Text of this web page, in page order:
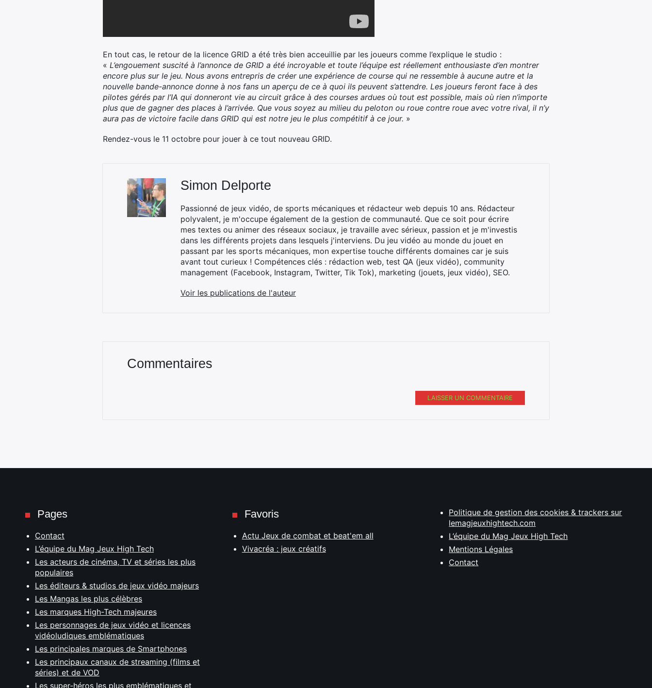
En tout cas, le retour de la licence GRID a été très bien acceuillie par les joueurs comme l’explique le studio :
« L’engouement suscité à l’annonce de GRID a été incroyable et toute l’équipe est réellement enthousiaste d’en montrer
encore plus sur le jeu. Nous avons entrepris de créer une expérience de course qui ne ressemble à aucune autre et la
nouvelle bande-annonce donne à nos fans un aperçu de ce à quoi ils peuvent s’attendre. Les joueurs feront face à des
pilotes gérés par l’IA qui donneront vie au circuit grâce à des courses ardues où tout est possible, mais où rien n’importe
plus que de gagner des places à l’arrivée. Que vous soyez au milieu du peloton ou roue contre roue avec votre rival, il n’y
aura pas de victoire facile dans GRID qui est notre jeu le plus compétitif à ce jour. »
Rendez-vous le 11 octobre pour jouer à ce tout nouveau GRID.
Simon Delporte
Passionné de jeux vidéo, de sports mécaniques et rédacteur web depuis 10 ans. Rédacteur
polyvalent, je m'occupe également de la gestion de communauté. Que ce soit pour écrire
mes textes ou animer des réseaux sociaux, je travaille avec sérieux, passion et je m'investis
dans les différents projets dans lesquels j'interviens. Du jeu vidéo au monde du jouet en
passant par les sports mécaniques, mon expertise touche différents domaines car je suis
avant tout curieux ! Compétences clés : rédaction web, test QA (jeux vidéo), community
management (Facebook, Instagram, Twitter, Tik Tok), marketing (jouets, jeux vidéo), SEO.
Voir les publications de l'auteur
Commentaires
LAISSER UN COMMENTAIRE
Pages
Contact
L’équipe du Mag Jeux High Tech
Les acteurs de cinéma, TV et séries les plus
populaires
Les éditeurs & studios de jeux vidéo majeurs
Les Mangas les plus célèbres
Les marques High-Tech majeures
Les personnages de jeux vidéo et licences
vidéoludiques emblématiques
Les principales marques de Smartphones
Les principaux canaux de streaming (films et
séries) et de VOD
Les super-héros les plus emblématiques et
Favoris
Actu Jeux de combat et beat'em all
Vivacréa : jeux créatifs
Politique de gestion des cookies & trackers sur
lemagjeuxhightech.com
L’équipe du Mag Jeux High Tech
Mentions Légales
Contact